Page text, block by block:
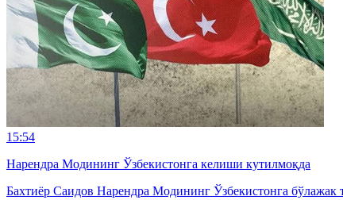
15:54
Нарендра Модининг Ўзбекистонга келиши кутилмоқда
Бахтиёр Саидов Нарендра Модининг Ўзбекистонга